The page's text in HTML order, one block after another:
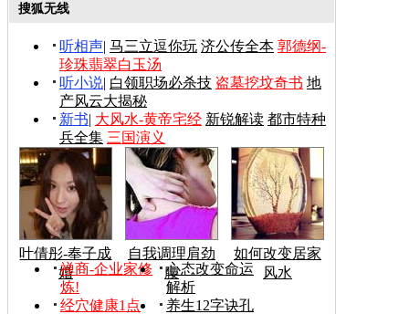
搜狐无线
听相声| 马三立逗你玩 济公传全本 郭德纲-
珍珠翡翠白玉汤
听小说| 白领职场必杀技 盗墓挖坟奇书 地
产风云大揭秘
新书| 大风水-黄帝宅经 新锐解读 都市特种
兵全集 三国演义
叶倩彤-奉子成
婚
自我调理肩劲
腰
如何改变居家
风水
禅商-企业家修
炼!
心态改变命运
解析
经穴健康1点
养生12字诀孔